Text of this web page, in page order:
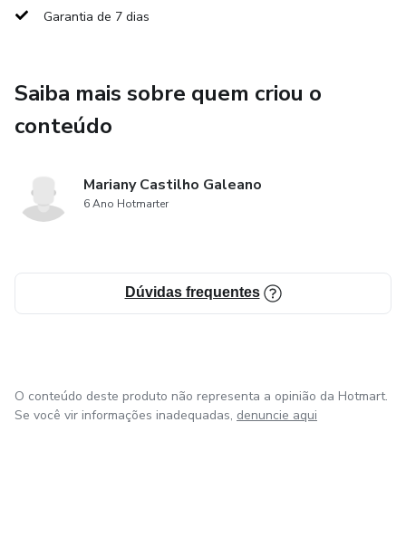
Garantia de 7 dias
Saiba mais sobre quem criou o
conteúdo
Mariany Castilho Galeano
6 Ano Hotmarter
Dúvidas frequentes
O conteúdo deste produto não representa a opinião da Hotmart.
Se você vir informações inadequadas, denuncie aqui